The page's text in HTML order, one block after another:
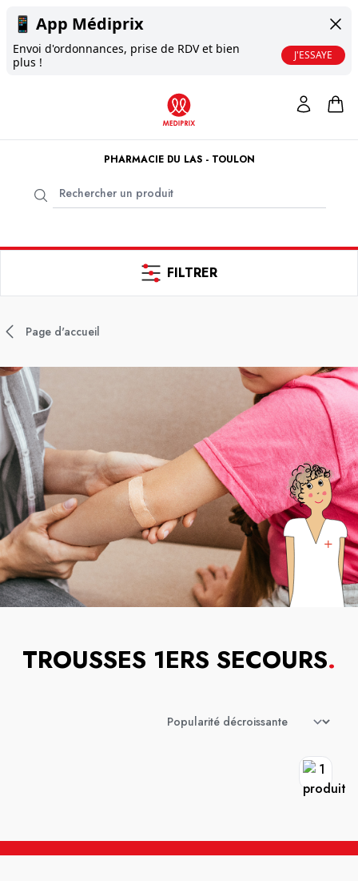
📱 App Médiprix
Envoi d'ordonnances, prise de RDV et bien
plus !
J'ESSAYE
PHARMACIE DU LAS - TOULON
FILTRER
Page d'accueil
TROUSSES 1ERS SECOURS.